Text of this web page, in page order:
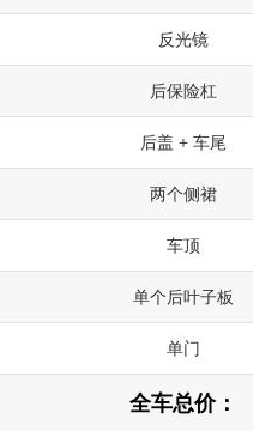
反光镜
后保险杠
后盖 + 车尾
两个侧裙
车顶
单个后叶子板
单门
全车总价：